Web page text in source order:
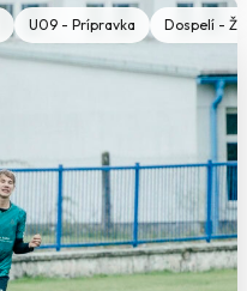
U09 - Prípravka Dospelí -